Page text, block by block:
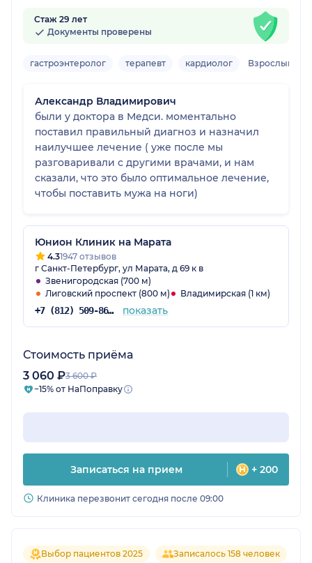
Стаж 29 лет
Документы проверены
гастроэнтеролог терапевт кардиолог Взрослый
Александр Владимирович
были у доктора в Медси. моментально
поставил правильный диагноз и назначил
наилучшее лечение ( уже после мы
разговаривали с другими врачами, и нам
сказали, что это было оптимальное лечение,
чтобы поставить мужа на ноги)
Юнион Клиник на Марата
4.31947 отзывов
г Санкт-Петербург, ул Марата, д 69 к в
Звенигородская (700 м)
Лиговский проспект (800 м)
Владимирская (1 км)
+7 (812) 509-86-03 показать
Стоимость приёма
3 060 ₽3 600 ₽
−15% от НаПоправку
Записаться на прием + 200
Клиника перезвонит сегодня после 09:00
Выбор пациентов 2025 Записалось 158 человек